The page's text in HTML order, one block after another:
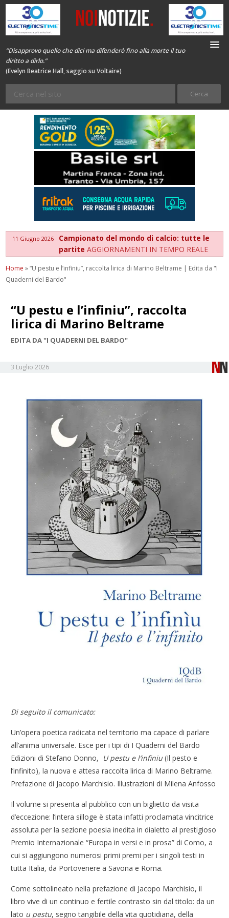
“Disapprovo quello che dici ma difenderò fino alla morte il tuo
diritto a dirlo.”
(Evelyn Beatrice Hall, saggio su Voltaire)
11 Giugno 2026
Campionato del mondo di calcio: tutte le
partiteAGGIORNAMENTI IN TEMPO REALE
Home »“U pestu e l’infiniu”, raccolta lirica di Marino Beltrame | Edita da "I
Quaderni del Bardo"
“U pestu e l’infiniu”, raccolta
lirica di Marino Beltrame
EDITA DA "I QUADERNI DEL BARDO"
3 Luglio 2026
Di seguito il comunicato:
Un’opera poetica radicata nel territorio ma capace di parlare
all’anima universale. Esce per i tipi di I Quaderni del Bardo
Edizioni di Stefano Donno, U pestu e l’infiniu (Il pesto e
l’infinito), la nuova e attesa raccolta lirica di Marino Beltrame.
Prefazione di Jacopo Marchisio. Illustrazioni di Milena Anfosso
Il volume si presenta al pubblico con un biglietto da visita
d’eccezione: l’intera silloge è stata infatti proclamata vincitrice
assoluta per la sezione poesia inedita in dialetto al prestigioso
Premio Internazionale “Europa in versi e in prosa” di Como, a
cui si aggiungono numerosi primi premi per i singoli testi in
tutta Italia, da Portovenere a Savona e Roma.
Come sottolineato nella prefazione di Jacopo Marchisio, il
libro vive di un continuo e fertile contrasto sin dal titolo: da un
lato u pestu, segno tangibile della vita quotidiana, della